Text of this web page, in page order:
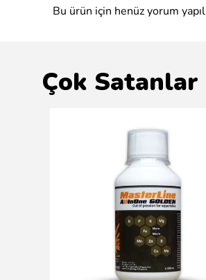
Bu ürün için henüz yorum
Çok Satanlar